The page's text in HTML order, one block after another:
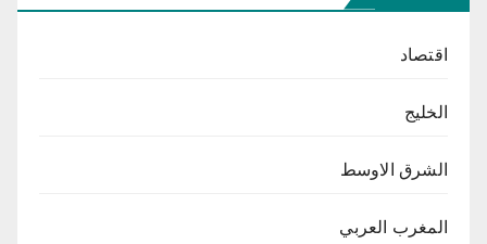
اقتصاد
الخليج
الشرق الاوسط
المغرب العربي